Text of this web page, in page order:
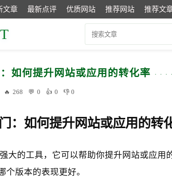
文章 最新点评 优质网站 推荐网站 推荐文
如何提升网站或应用的转化率
268 0 0 0
：如何提升网站或应用的转
大的工具，它可以帮助你提升网站或应
个版本的表现更好。